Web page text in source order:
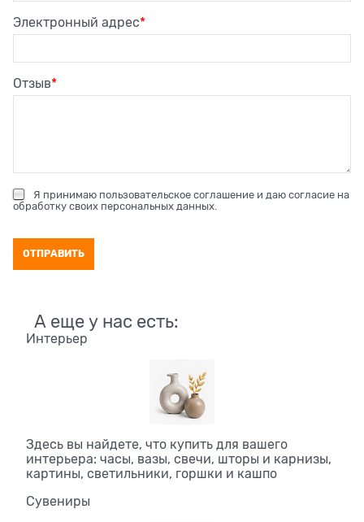
Электронный адрес
Отзыв
Я принимаю пользовательское соглашение и даю согласие на
обработку своих персональных данных.
А еще у нас есть:
Интерьер
Здесь вы найдете, что купить для вашего
интерьера: часы, вазы, свечи, шторы и карнизы,
картины, светильники, горшки и кашпо
Сувениры